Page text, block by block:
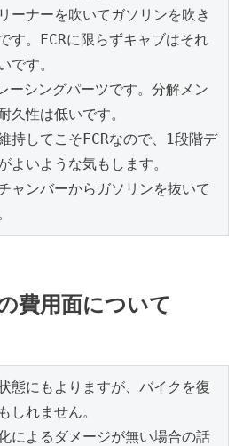
ーナーを吹いてガソリンを吹き
す。FCRに限らずキャブはそれ
です。
ーシングパーツです。分解メン
久性は低いです。
持してこそFCRなので、1段階デ
よいような気もします。
ャンバーからガソリンを抜いて
費用面について
態にもよりますが、バイクを復
しれません。
によるダメージが無い場合の話